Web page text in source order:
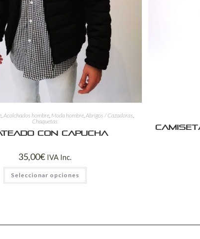
,Acolchados hombre, Moda hombre,Abrigos / Cazadoras,
Chaquetas
con capucha
35,00€ IVA Inc.
Seleccionar opciones